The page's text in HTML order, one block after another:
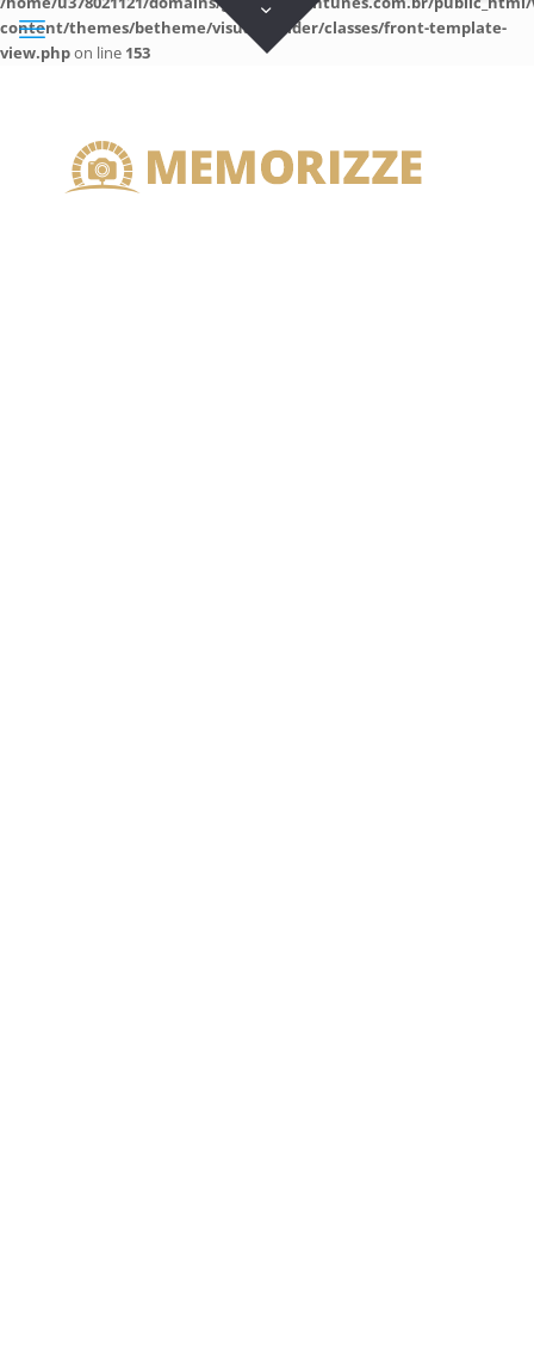
content/themes/betheme/visual-builder/classes/front-template-
view.phpon line 153